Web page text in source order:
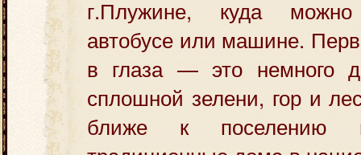
г.Плужине, куда
автобусе или машине.
в глаза — это немного
сплошной зелени, гор и
ближе к поселению